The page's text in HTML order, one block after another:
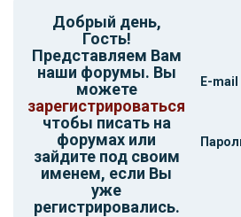
Добрый день,
Гость!
Представляем Вам
наши форумы. Вы
можете
зарегистрироваться
чтобы писать на
форумах или
зайдите под своим
именем, если Вы
уже
регистрировались.
E-mail